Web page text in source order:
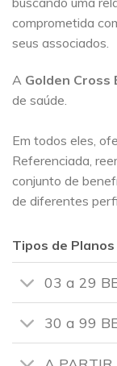
comprometida
seus associados.
A Golden Cross
de saúde.
Em todos eles,
Referenciada,
conjunto de
de diferentes
Tipos de Planos
03 a 29
30 a 99